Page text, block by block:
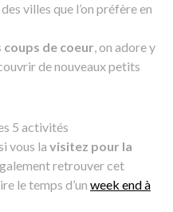
villes que l’on préfère en
coups de coeur, on adore y
de nouveaux petits
5 activités
vous la visitez pour la
retrouver cet
le temps d’un week end à